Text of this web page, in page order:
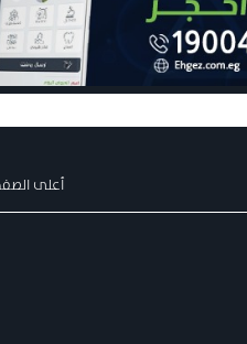
أعلى